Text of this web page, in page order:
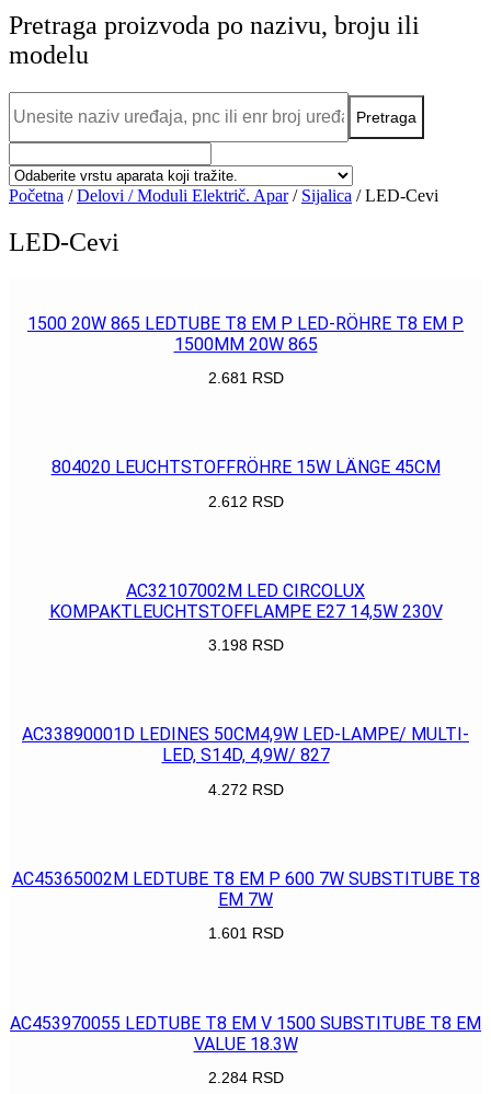
Pretraga proizvoda po nazivu, broju ili
modelu
Početna /Delovi / Moduli Električ. Apar/ Sijalica / LED-Cevi
LED-Cevi
1500 20W 865 LEDTUBE T8 EM P LED-RÖHRE T8 EM P
1500MM 20W 865
2.681 RSD
804020 LEUCHTSTOFFRÖHRE 15W LÄNGE 45CM
2.612 RSD
AC32107002M LED CIRCOLUX
KOMPAKTLEUCHTSTOFFLAMPE E27 14,5W 230V
3.198 RSD
AC33890001D LEDINES 50CM4,9W LED-LAMPE/ MULTI-
LED, S14D, 4,9W/ 827
4.272 RSD
AC45365002M LEDTUBE T8 EM P 600 7W SUBSTITUBE T8
EM 7W
1.601 RSD
AC453970055 LEDTUBE T8 EM V 1500 SUBSTITUBE T8 EM
VALUE 18.3W
2.284 RSD